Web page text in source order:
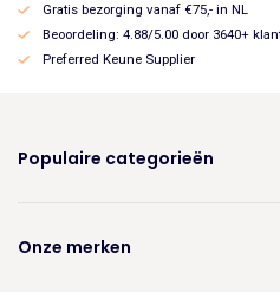
Gratis bezorging vanaf €75,- in NL
Beoordeling: 4.88/5.00 door 3640+
Preferred Keune Supplier
Populaire categorieën
Onze merken